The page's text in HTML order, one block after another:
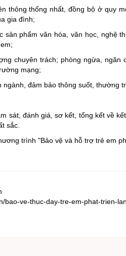
thông thống nhất, đồng bộ ở quy
gia đình;
sản phẩm văn hóa, văn học, nghệ
chuyên trách; phòng ngừa,
mạng;
đảm bảo thông suốt, thường
sát, đánh giá, sơ kết, tổng kết về
sắc.
trình "Bảo vệ và hỗ trợ trẻ em
bao-ve-thuc-day-tre-em-phat-trien-